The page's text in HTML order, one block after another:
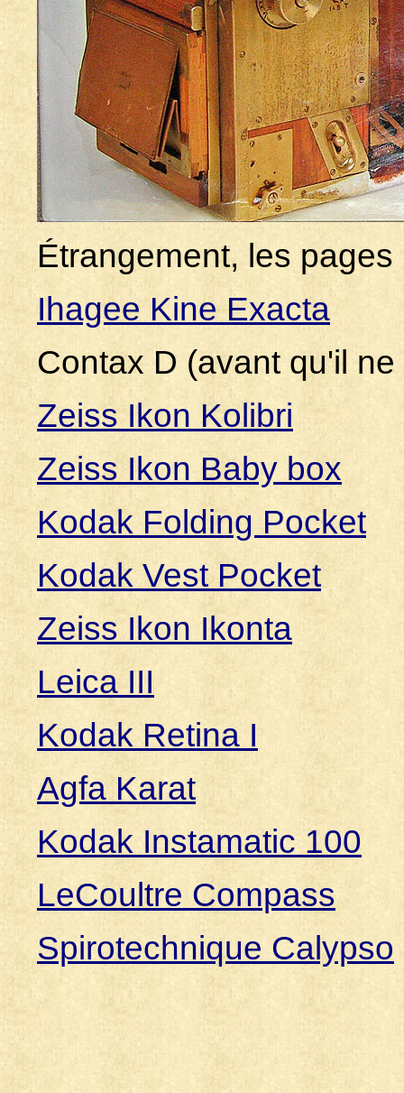
Étrangement, les
Ihagee Kine Exacta
Contax D (avant qu'il
Zeiss Ikon Kolibri
Zeiss Ikon Baby box
Kodak Folding Pocket
Kodak Vest Pocket
Zeiss Ikon Ikonta
Leica III
Kodak Retina I
Agfa Karat
Kodak Instamatic 100
LeCoultre Compass
Spirotechnique Calypso